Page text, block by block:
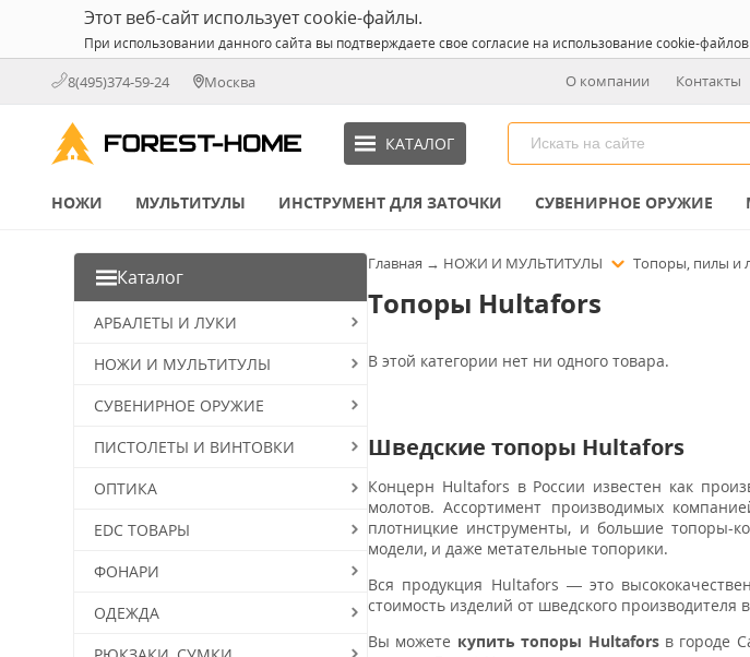
Этот веб-сайт использует cookie-файлы.
При использовании данного сайта вы подтверждаете свое согласие на использование cookie-
8(495)374-59-24 Москва О компании Контакты
КАТАЛОГ
НОЖИ МУЛЬТИТУЛЫ ИНСТРУМЕНТ ДЛЯ ЗАТОЧКИ СУВЕНИРНОЕ ОРУЖИЕ
Каталог
АРБАЛЕТЫ И ЛУКИ
НОЖИ И МУЛЬТИТУЛЫ
СУВЕНИРНОЕ ОРУЖИЕ
ПИСТОЛЕТЫ И ВИНТОВКИ
ОПТИКА
EDC ТОВАРЫ
ФОНАРИ
ОДЕЖДА
Главная → НОЖИ И МУЛЬТИТУЛЫ Топоры, пилы и
Топоры Hultafors
В этой категории нет ни одного товара.
Шведские топоры Hultafors
Концерн Hultafors в России известен как
молотов. Ассортимент производимых
плотницкие инструменты, и большие топоры-
модели, и даже метательные топорики.
Вся продукция Hultafors — это
стоимость изделий от шведского производителя
Вы можете купить топоры Hultaforsв городе